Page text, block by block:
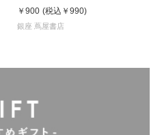
￥900 (税込 ￥990)
銀座 蔦屋書店